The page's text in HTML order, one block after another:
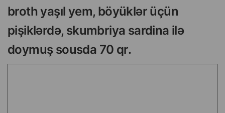
broth yaşıl yem, böyüklər üçün
pişiklərdə, skumbriya sardina ilə
doymuş sousda 70 qr.